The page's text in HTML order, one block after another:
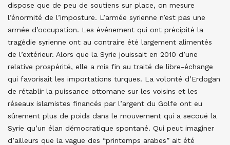
dispose que de peu de soutiens sur place, on mesure
l’énormité de l’imposture. L’armée syrienne n’est pas une
armée d’occupation. Les événement qui ont précipité la
tragédie syrienne ont au contraire été largement alimentés
de l’extérieur. Alors que la Syrie jouissait en 2010 d’une
relative prospérité, elle a mis fin au traité de libre-échange
qui favorisait les importations turques. La volonté d’Erdogan
de rétablir la puissance ottomane sur les voisins et les
réseaux islamistes financés par l’argent du Golfe ont eu
sûrement plus de poids dans le mouvement qui a secoué la
Syrie qu’un élan démocratique spontané. Qui peut imaginer
d’ailleurs que la vague des “printemps arabes” ait été